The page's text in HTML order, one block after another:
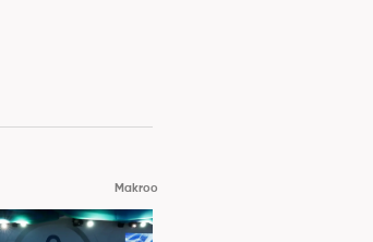
Makroo